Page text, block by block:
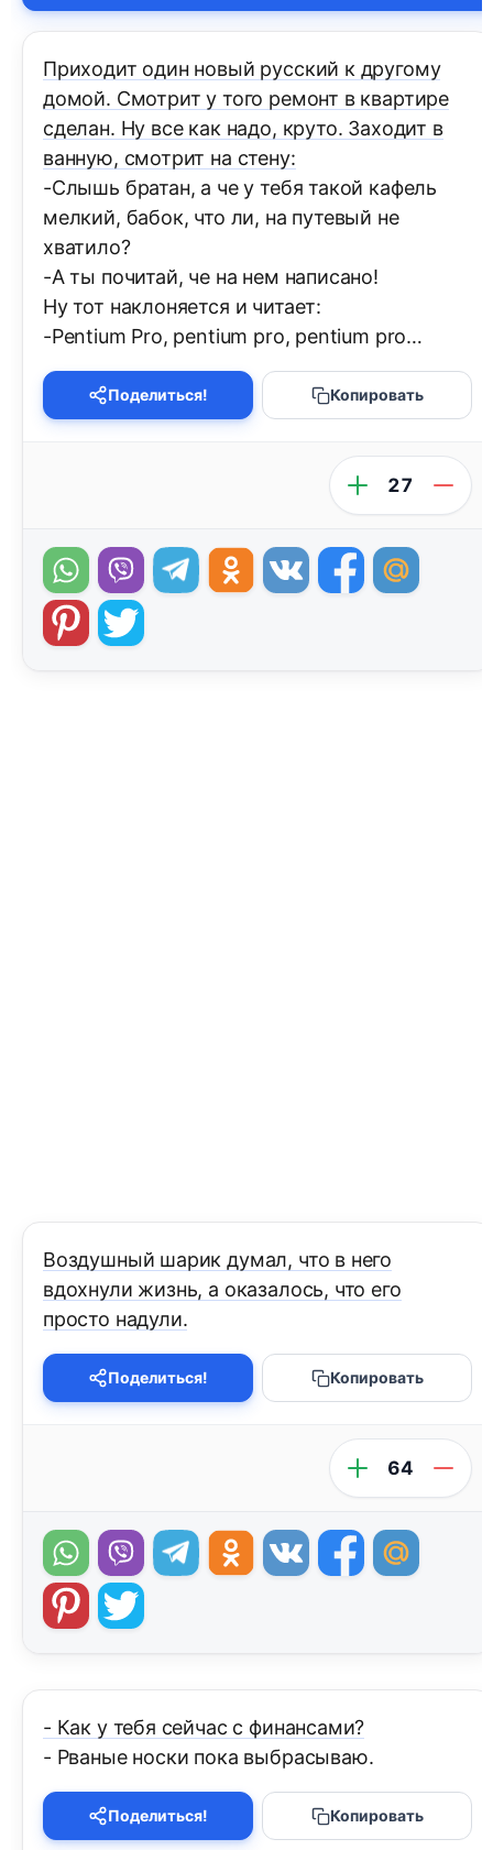
Приходит один новый русский к другому
домой. Смотрит у того ремонт в квартире
сделан. Ну все как надо, круто. Заходит в
ванную, смотрит на стену:
-Слышь братан, а че у тебя такой кафель
мелкий, бабок, что ли, на путевый не
хватило?
-А ты почитай, че на нем написано!
Ну тот наклоняется и читает:
-Pentium Pro, pentium pro, pentium pro…
Поделиться! Копировать
27
Воздушный шарик думал, что в него
вдохнули жизнь, а оказалось, что его
просто надули.
Поделиться! Копировать
64
- Как у тебя сейчас с финансами?
- Рваные носки пока выбрасываю.
Поделиться! Копировать